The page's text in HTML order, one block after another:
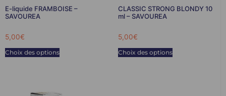
E-liquide FRAMBOISE –
SAVOUREA
5,00€
Choix des options
CLASSIC STRONG BLONDY 10
ml – SAVOUREA
5,00€
Choix des options